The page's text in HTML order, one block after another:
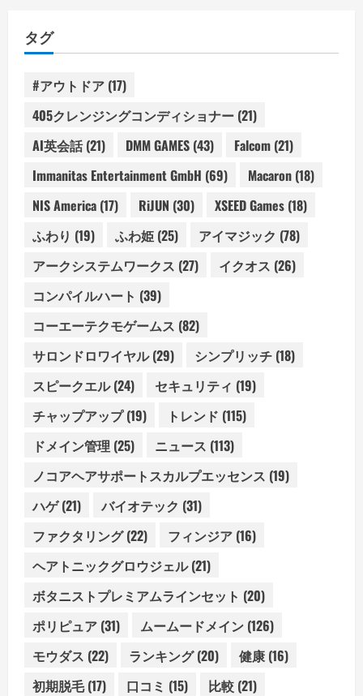
タグ
#アウトドア (17)
405クレンジングコンディショナー (21)
AI英会話(21) DMM GAMES (43) Falcom (21)
Immanitas Entertainment GmbH (69) Macaron (18)
NIS America (17) RiJUN (30) XSEED Games (18)
ふわり (19) ふわ姫 (25) アイマジック (78)
アークシステムワークス (27) イクオス (26)
コンパイルハート (39)
コーエーテクモゲームス (82)
サロンドロワイヤル(29) シンプリッチ (18)
スピークエル(24) セキュリティ (19)
チャップアップ(19) トレンド (115)
ドメイン管理 (25) ニュース (113)
ノコアヘアサポートスカルプエッセンス (19)
ハゲ(21) バイオテック (31)
ファクタリング(22) フィンジア (16)
ヘアトニックグロウジェル(21)
ボタニストプレミアムラインセット (20)
ポリピュア (31) ムームードメイン (126)
モウダス (22) ランキング(20) 健康 (16)
初期脱毛(17) 口コミ (15) 比較 (21)